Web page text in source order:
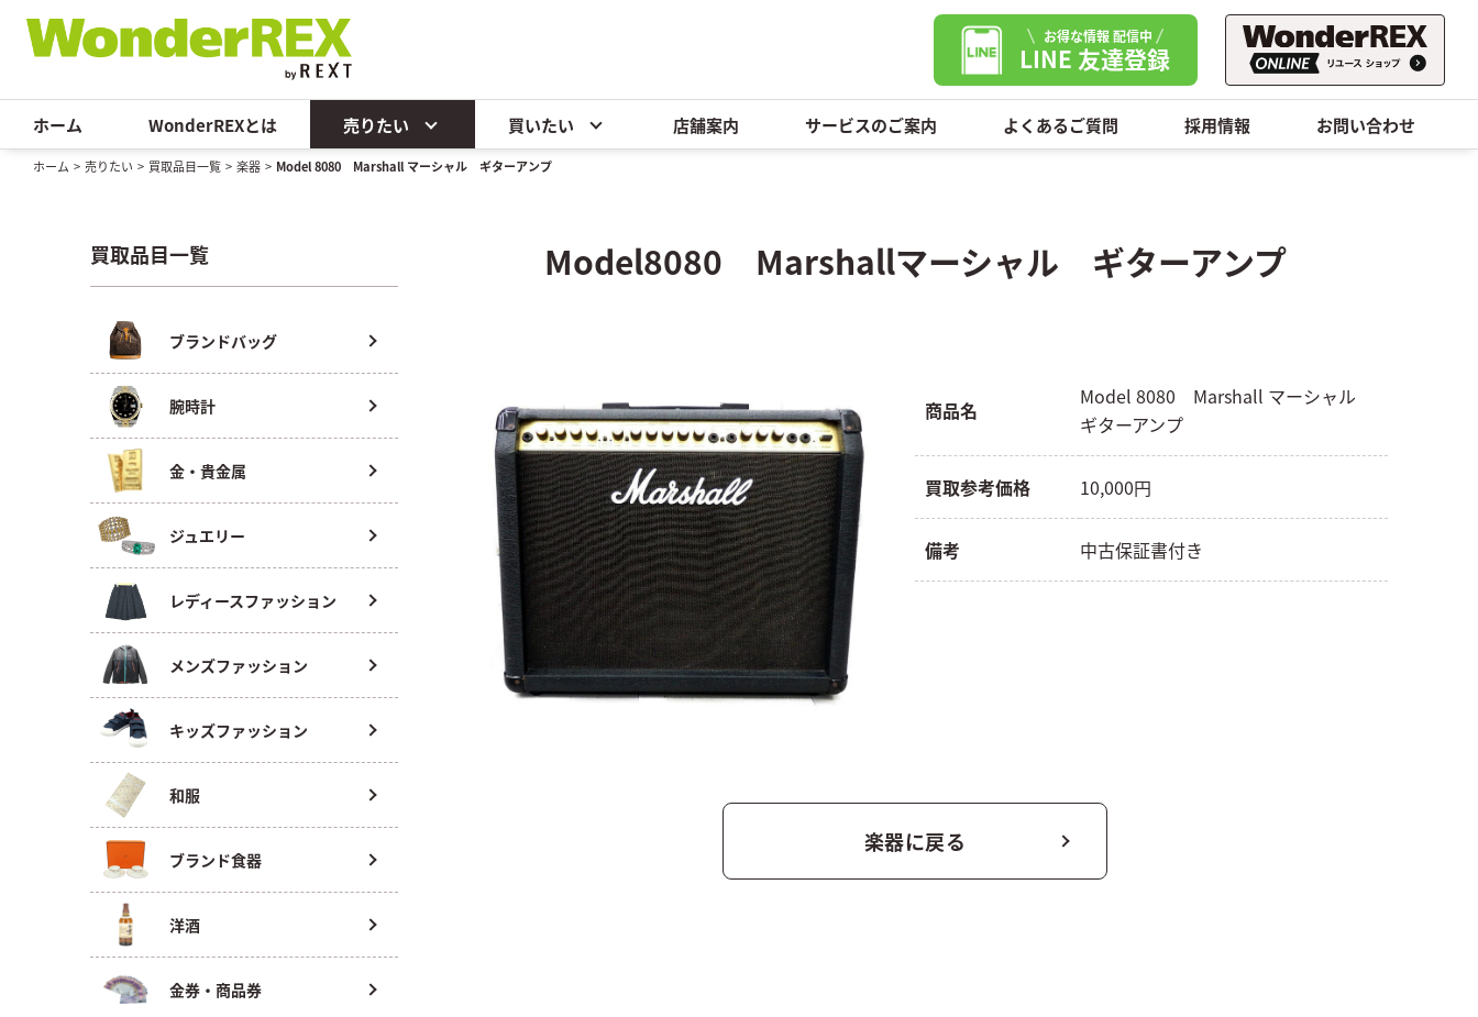
お得な情報 配信中
LINE 友達登録
ホーム WonderREXとは 売りたい 買いたい 店舗案内 サービスのご案内 よくあるご質問 採用情報 お問い合わせ
ホーム > 売りたい > 買取品目一覧 > 楽器 > Model 8080 Marshall マーシャル ギターアンプ
買取品目一覧
ブランドバッグ
腕時計
金・貴金属
ジュエリー
レディースファッション
メンズファッション
キッズファッション
和服
ブランド食器
洋酒
金券・商品券
Model8080 Marshallマーシャル ギターアンプ
商品名
Model 8080 Marshall マーシャル
ギターアンプ
買取参考価格 10,000円
備考 中古保証書付き
楽器に戻る